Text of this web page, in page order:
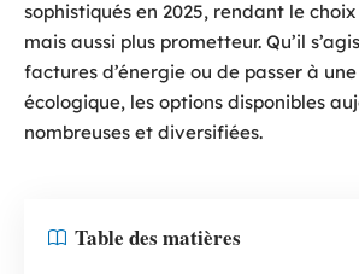
sophistiqués en 2025, rendant le
mais aussi plus prometteur. Qu’il
factures d’énergie ou de passer à
écologique, les options disponibles
nombreuses et diversifiées.
Table des matières